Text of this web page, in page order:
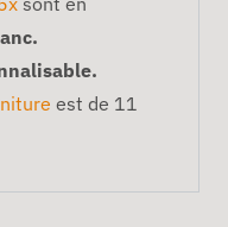
est de 11